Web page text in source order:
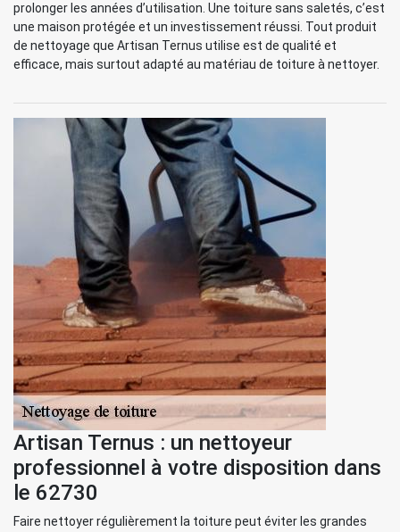
prolonger les années d’utilisation. Une toiture sans saletés, c’est
une maison protégée et un investissement réussi. Tout produit
de nettoyage que Artisan Ternus utilise est de qualité et
efficace, mais surtout adapté au matériau de toiture à nettoyer.
Artisan Ternus : un nettoyeur
professionnel à votre disposition dans
le 62730
Faire nettoyer régulièrement la toiture peut éviter les grandes